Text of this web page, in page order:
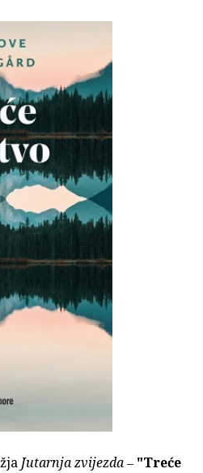
Jutarnja zvijezda‒ "Treće